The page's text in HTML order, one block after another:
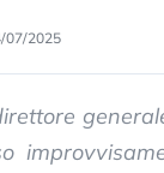
07/2025